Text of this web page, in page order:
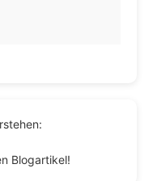
Blogartikel!